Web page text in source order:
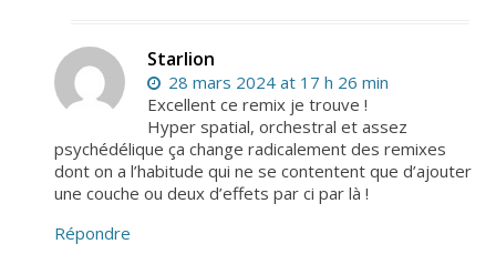
Starlion
28 mars 2024 at 17 h 26 min
Excellent ce remix je trouve !
Hyper spatial, orchestral et assez
psychédélique ça change radicalement des remixes
dont on a l’habitude qui ne se contentent que d’ajouter
une couche ou deux d’effets par ci par là !
Répondre